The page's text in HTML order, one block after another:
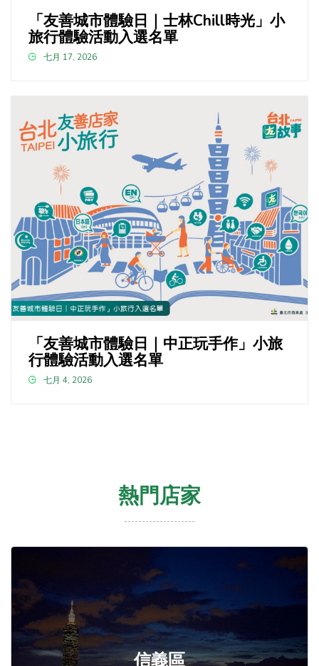
「友善城市體驗日｜士林Chill時光」小
旅行體驗活動入選名單
七月 17, 2026
「友善城市體驗日｜中正玩手作」小旅
行體驗活動入選名單
七月 4, 2026
熱門店家
信義區